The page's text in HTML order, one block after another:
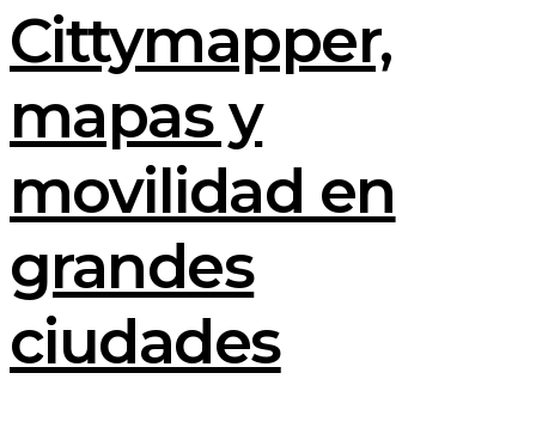
Cittymapper,
mapas y
movilidad en
grandes
ciudades